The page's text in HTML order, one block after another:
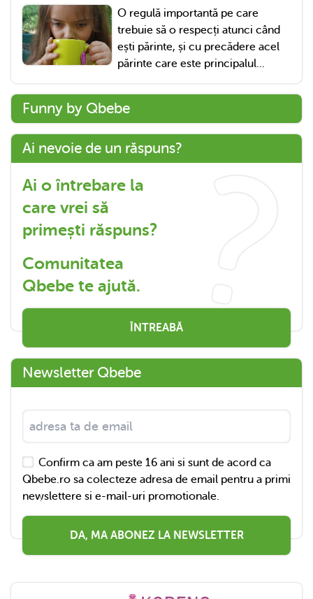
O regulă importantă pe care
trebuie să o respecți atunci când
ești părinte, și cu precădere acel
părinte care este principalul...
Funny by Qbebe
Ai nevoie de un răspuns?
Ai o întrebare la
care vrei să
primești răspuns?
Comunitatea
Qbebe te ajută.
ÎNTREABĂ
Newsletter Qbebe
Confirm ca am peste 16 ani si sunt de acord ca
Qbebe.ro sa colecteze adresa de email pentru a primi
newslettere si e-mail-uri promotionale.
DA, MA ABONEZ LA NEWSLETTER